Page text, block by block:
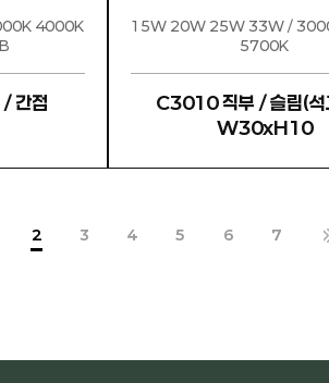
4000K
15W 20W 25W 33W / 3000K 4000K
5700K
C3010 직부 / 슬림(석고1P)
W30xH10
2 3 4 5 6 7